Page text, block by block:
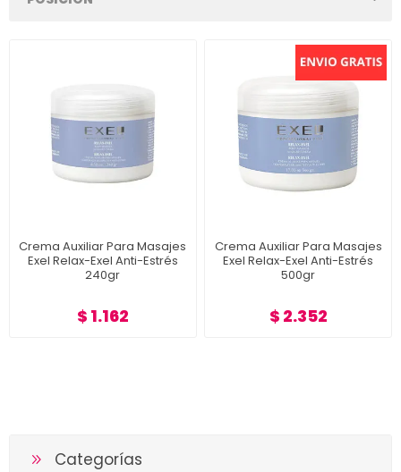
Crema Auxiliar Para Masajes
Exel Relax-Exel Anti-Estrés
240gr
$ 1.162
Crema Auxiliar Para Masajes
Exel Relax-Exel Anti-Estrés
500gr
$ 2.352
Categorías